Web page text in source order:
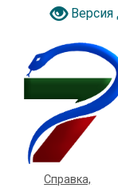
Версия
Справка,